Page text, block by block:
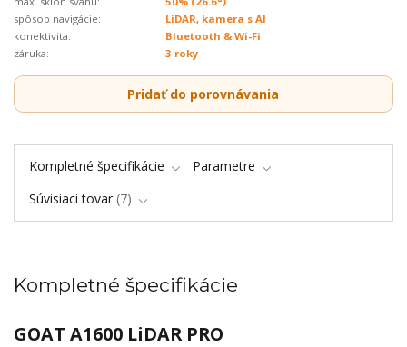
spôsob navigácie:
LiDAR, kamera s AI
konektivita:
Bluetooth & Wi-Fi
záruka:
3 roky
Pridať do porovnávania
Kompletné špecifikácie
Parametre
Súvisiaci tovar 7
Kompletné špecifikácie
GOAT A1600 LiDAR PRO